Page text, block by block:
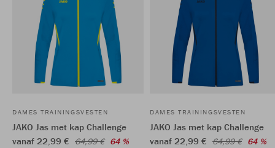
DAMES TRAININGSVESTEN
JAKO Jas met kap Challenge
vanaf 22,99 € 64,99 € 64 %
DAMES TRAININGSVESTEN
JAKO Jas met kap Challenge
vanaf 22,99 € 64,99 € 64 %